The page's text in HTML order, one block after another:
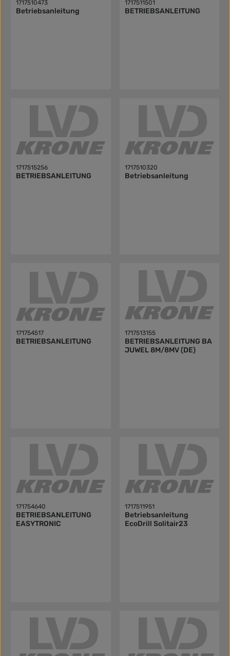
1717510473
Betriebsanleitung
1717511501
BETRIEBSANLEITUNG
1717515256
BETRIEBSANLEITUNG
1717510320
Betriebsanleitung
171754517
BETRIEBSANLEITUNG
1717513155
BETRIEBSANLEITUNG BA
JUWEL 8M/8MV (DE)
171754640
BETRIEBSANLEITUNG
EASYTRONIC
1717511951
Betriebsanleitung
EcoDrill Solitair23